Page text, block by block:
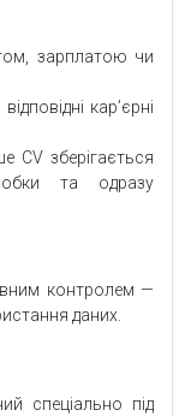
зарплатою чи
кар’єрні
зберігається
та одразу
контролем —
даних.
спеціально під